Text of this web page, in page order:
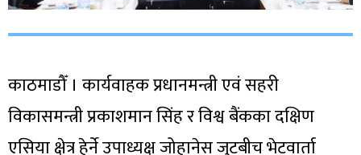
काठमाडौँ । कार्यवाहक प्रधानमन्त्री एवं सहरी
विकासमन्त्री प्रकाशमान सिंह र विश्व बैंकका दक्षिण
एसिया क्षेत्र हेर्ने उपाध्यक्ष जोहानेस जुटबीच भेटवार्ता